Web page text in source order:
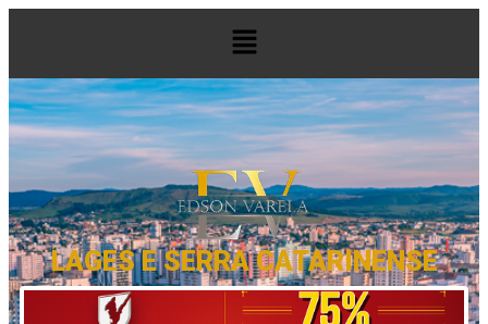
LAGES E SERRA CATARINENSE